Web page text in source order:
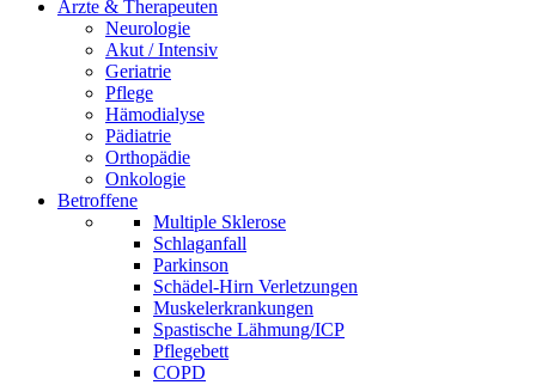
Ärzte & Therapeuten
Neurologie
Akut / Intensiv
Geriatrie
Pflege
Hämodialyse
Pädiatrie
Orthopädie
Onkologie
Betroffene
Multiple Sklerose
Schlaganfall
Parkinson
Schädel-Hirn Verletzungen
Muskelerkrankungen
Spastische Lähmung/ICP
Pflegebett
COPD